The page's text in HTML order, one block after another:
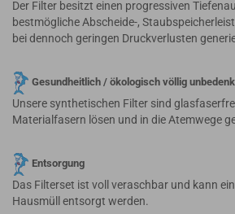
Der Filter besitzt einen progressiven
bestmögliche Abscheide-,
bei dennoch geringen Druckverlusten
Gesundheitlich / ökologisch völlig
Unsere synthetischen Filter sind
Materialfasern lösen und in die Atemwege
Entsorgung
Das Filterset ist voll veraschbar und kann
Hausmüll entsorgt werden.